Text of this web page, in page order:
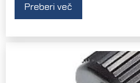
Preberi več